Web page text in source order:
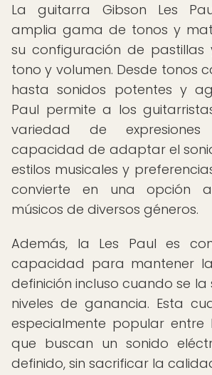
La guitarra Gibson Les
amplia gama de tonos y
su configuración de pastillas
tono y volumen. Desde tonos
hasta sonidos potentes y
Paul permite a los
variedad de
capacidad de adaptar el
estilos musicales y
convierte en una opción
músicos de diversos géneros.
Además, la Les Paul es
capacidad para mantener
definición incluso cuando se
niveles de ganancia. Esta
especialmente popular entre
que buscan un sonido
definido, sin sacrificar la